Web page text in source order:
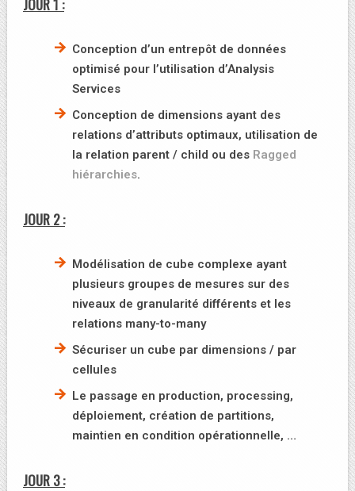
JOUR 1 :
Conception d’un entrepôt de données
optimisé pour l’utilisation d’Analysis
Services
Conception de dimensions ayant des
relations d’attributs optimaux, utilisation de
la relation parent / child ou des Ragged
hiérarchies.
JOUR 2 :
Modélisation de cube complexe ayant
plusieurs groupes de mesures sur des
niveaux de granularité différents et les
relations many-to-many
Sécuriser un cube par dimensions / par
cellules
Le passage en production, processing,
déploiement, création de partitions,
maintien en condition opérationnelle, …
JOUR 3 :